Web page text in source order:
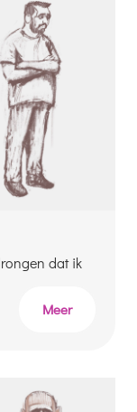
dat ik
Meer